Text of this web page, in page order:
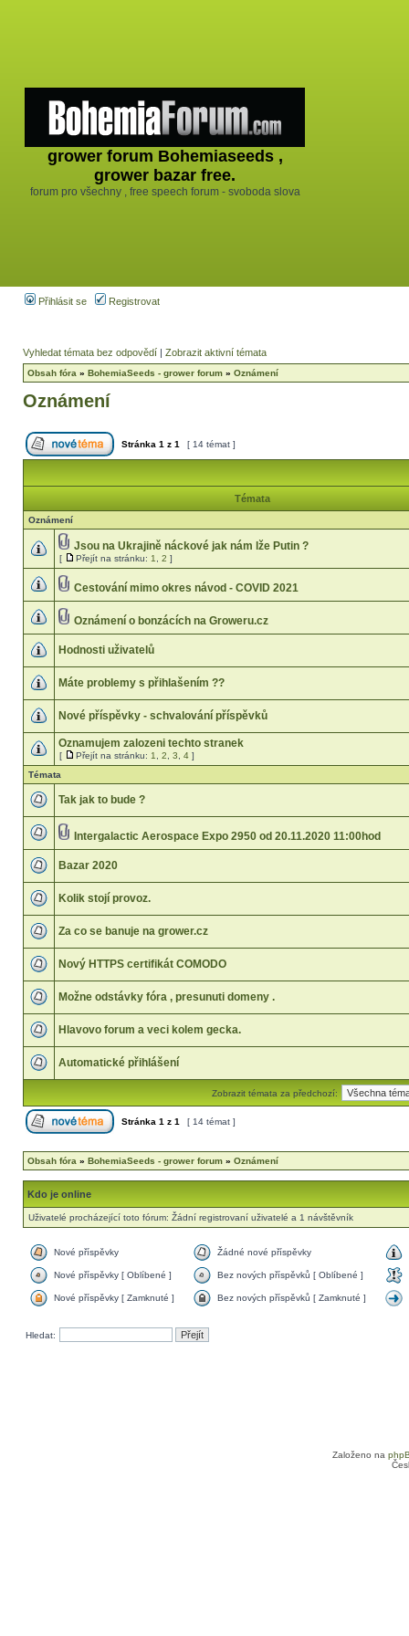
grower forum Bohemiaseeds ,
grower bazar free.
forum pro všechny , free speech forum - svoboda slova
Přihlásit se Registrovat
Vyhledat témata bez odpovědí | Zobrazit aktivní témata
Obsah fóra » BohemiaSeeds - grower forum » Oznámení
Oznámení
Stránka 1 z 1 [ 14 témat ]
Témata
Oznámení
Jsou na Ukrajině náckové jak nám lže Putin ?
[ Přejít na stránku: 1 2 ]
Cestování mimo okres návod - COVID 2021
Oznámení o bonzácích na Groweru.cz
Hodnosti uživatelů
Máte problemy s přihlašením ??
Nové příspěvky - schvalování příspěvků
Oznamujem zalozeni techto stranek
[ Přejít na stránku: 1 2 3 4 ]
Témata
Tak jak to bude ?
Intergalactic Aerospace Expo 2950 od 20.11.2020 11:00hod
Bazar 2020
Kolik stojí provoz.
Za co se banuje na grower.cz
Nový HTTPS certifikát COMODO
Možne odstávky fóra , presunuti domeny .
Hlavovo forum a veci kolem gecka.
Automatické přihlášení
Zobrazit témata za předchozí:
Stránka 1 z 1 [ 14 témat ]
Obsah fóra » BohemiaSeeds - grower forum » Oznámení
Kdo je online
Uživatelé procházející toto fórum: Žádní registrovaní uživatelé a 1 návštěvník
Nové příspěvky Žádné nové příspěvky
Nové příspěvky [ Oblíbené ] Bez nových příspěvků [ Oblíbené ]
Nové příspěvky [ Zamknuté ] Bez nových příspěvků [ Zamknuté ]
Hledat:
Založeno na